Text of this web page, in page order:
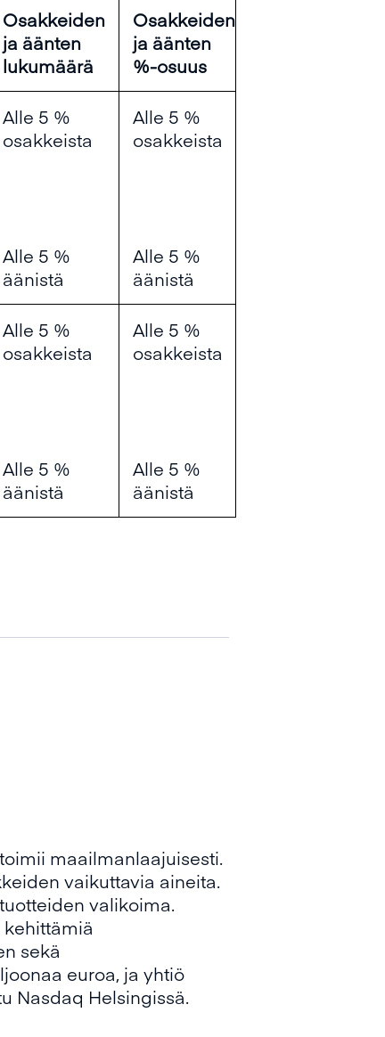
Osakkeiden
ja äänten
lukumäärä
Osakkeiden
ja äänten
%-osuus
Alle 5 %
osakkeista
Alle 5 %
äänistä
Alle 5 %
osakkeista
Alle 5 %
äänistä
Alle 5 %
osakkeista
Alle 5 %
äänistä
Alle 5 %
osakkeista
Alle 5 %
äänistä
maailmanlaajuisesti.
vaikuttavia aineita.
valikoima.
sekä
euroa, ja yhtiö
Nasdaq Helsingissä.